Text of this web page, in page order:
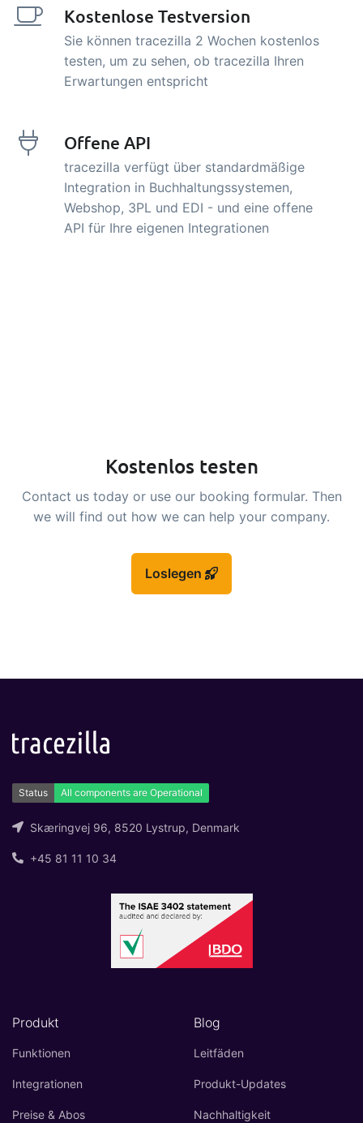
Kostenlose Testversion
Sie können tracezilla 2 Wochen kostenlos
testen, um zu sehen, ob tracezilla Ihren
Erwartungen entspricht
Offene API
tracezilla verfügt über standardmäßige
Integration in Buchhaltungssystemen,
Webshop, 3PL und EDI - und eine offene
API für Ihre eigenen Integrationen
Kostenlos testen
Contact us today or use our booking formular. Then
we will find out how we can help your company.
Loslegen
Skæringvej 96, 8520 Lystrup, Denmark
+45 81 11 10 34
Produkt
Funktionen
Integrationen
Preise & Abos
Blog
Leitfäden
Produkt-Updates
Nachhaltigkeit